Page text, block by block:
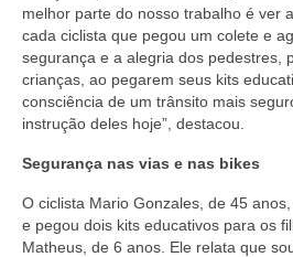
melhor parte do nosso trabalho é ver
cada ciclista que pegou um colete e
segurança e a alegria dos pedestres,
crianças, ao pegarem seus kits
consciência de um trânsito mais
instrução deles hoje”, destacou.
Segurança nas vias e nas bikes
O ciclista Mario Gonzales, de 45
e pegou dois kits educativos para os
Matheus, de 6 anos. Ele relata que